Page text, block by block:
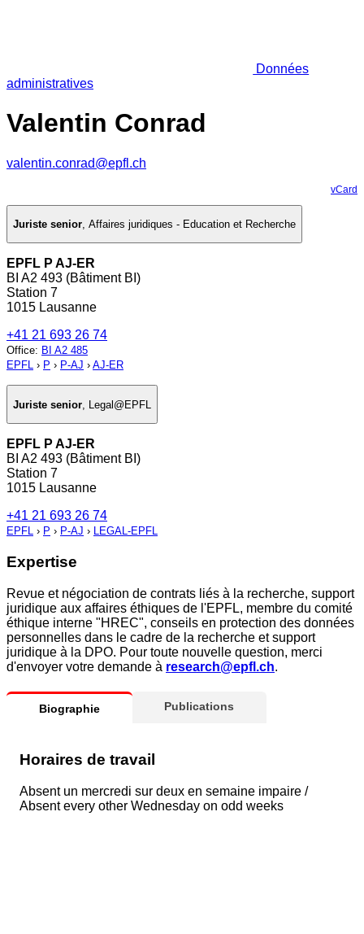
Données
administratives
Valentin Conrad
valentin.conrad@epfl.ch
vCard
Juriste senior, Affaires juridiques - Education et Recherche
EPFL P AJ-ER
BI A2 493 (Bâtiment BI)
Station 7
1015 Lausanne
+41 21 693 26 74
Office: BI A2 485
EPFL › P › P-AJ › AJ-ER
Juriste senior Legal@EPFL
EPFL P AJ-ER
BI A2 493 (Bâtiment BI)
Station 7
1015 Lausanne
+41 21 693 26 74
EPFL › P › P-AJ › LEGAL-EPFL
Expertise
Revue et négociation de contrats liés à la recherche, support
juridique aux affaires éthiques de l'EPFL, membre du comité
éthique interne "HREC", conseils en protection des données
personnelles dans le cadre de la recherche et support
juridique à la DPO. Pour toute nouvelle question, merci
d'envoyer votre demande à research@epfl.ch.
Biographie Publications
Horaires de travail
Absent un mercredi sur deux en semaine impaire /
Absent every other Wednesday on odd weeks